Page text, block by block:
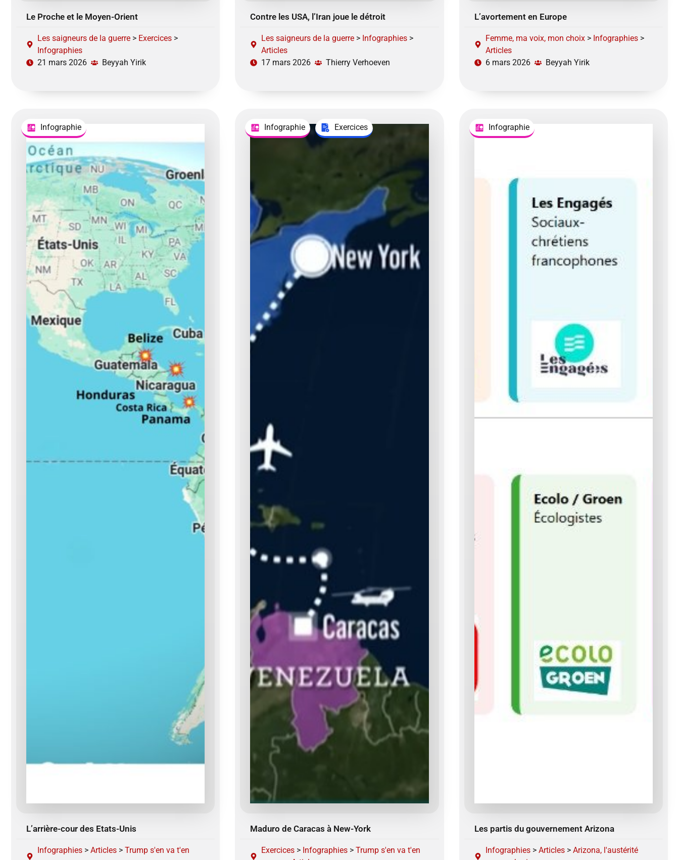
Le Proche et le Moyen-Orient
Les saigneurs de la guerre > Exercices >
Infographies
21 mars 2026
Beyyah Yirik
Contre les USA, l’Iran joue le détroit
Les saigneurs de la guerre > Infographies >
Articles
17 mars 2026
Thierry Verhoeven
L’avortement en Europe
Femme, ma voix, mon choix> Infographies>
Articles
6 mars 2026
Beyyah Yirik
Infographie
L’arrière-cour des Etats-Unis
Infographies > Articles > Trump s'en va t'en
Infographie Exercices
Maduro de Caracas à New-York
Exercices > Infographies >Trump s'en va t'en
Infographie
Les partis du gouvernement Arizona
Infographies> Articles> Arizona, l'austérité